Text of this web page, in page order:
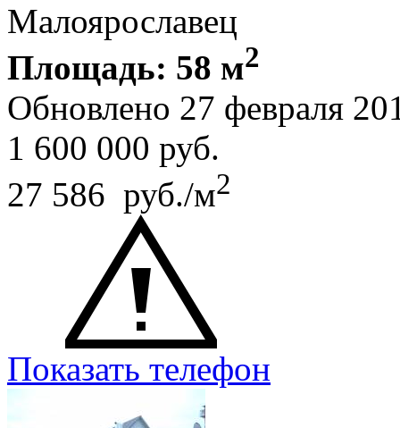
Малоярославец
Площадь: 58 м2
Обновлено 27 февраля
1 600 000 руб.
27 586 руб./м2
Показать телефон